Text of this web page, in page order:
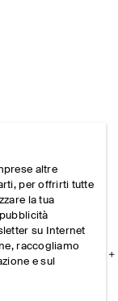
altre
per offrirti tutte
la tua
su Internet
raccogliamo
e sul